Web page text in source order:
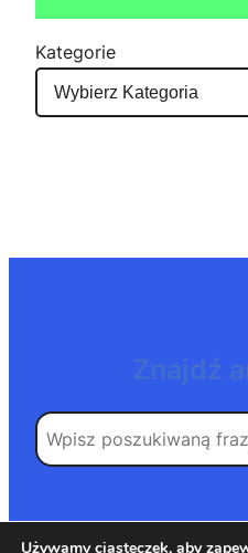
Kategorie
Znajdź
Search
Używamy ciasteczek, aby